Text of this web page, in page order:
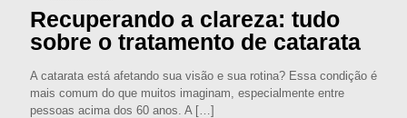
Recuperando a clareza: tudo
sobre o tratamento de catarata
A catarata está afetando sua visão e sua rotina? Essa condição é
mais comum do que muitos imaginam, especialmente entre
pessoas acima dos 60 anos. A[…]